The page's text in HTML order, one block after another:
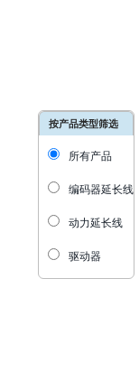
按产品类型筛选
所有产品
编码器延长线
动力延长线
驱动器